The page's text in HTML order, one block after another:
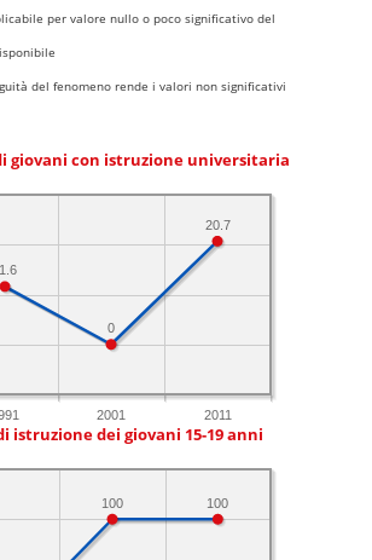
per valore nullo o poco significativo del
del fenomeno rende i valori non significativi
giovani con istruzione universitaria
2001 2011
20.7
0
istruzione dei giovani 15-19 anni
100
100